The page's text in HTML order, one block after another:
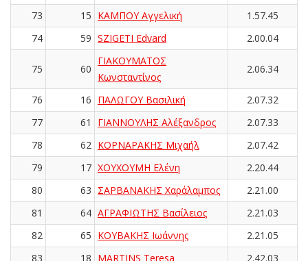
73 15 ΚΑΜΠΟΥ Αγγελική
1.57.45
74
59 SZIGETI Edvard 2.00.04
75 60
ΓΙΑΚΟΥΜΑΤΟΣ
Κωνσταντίνος
2.06.34
76 16 ΠΑΛΩΓΟΥ Βασιλική
2.07.32
77
61 ΓΙΑΝΝΟΥΛΗΣ Αλέξανδρος
2.07.33
78
62 ΚΟΡΝΑΡΑΚΗΣ Μιχαήλ
2.07.42
79
17 ΧΟΥΧΟΥΜΗ Ελένη
2.20.44
80
63 ΣΑΡΒΑΝΑΚΗΣ Χαράλαμπος
2.21.00
81
64 ΑΓΡΑΦΙΩΤΗΣ Βασίλειος
2.21.03
82
65 ΚΟΥΒΑΚΗΣ Ιωάννης
2.21.05
83
18 MARTINS Teresa
2.42.03